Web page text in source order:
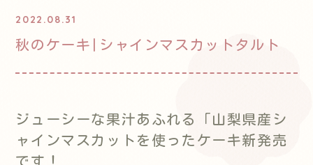
2022.08.31
秋のケーキ|シャインマスカットタルト
ジューシーな果汁あふれる「山梨県産シ
ャインマスカットを使ったケーキ新発売
です！